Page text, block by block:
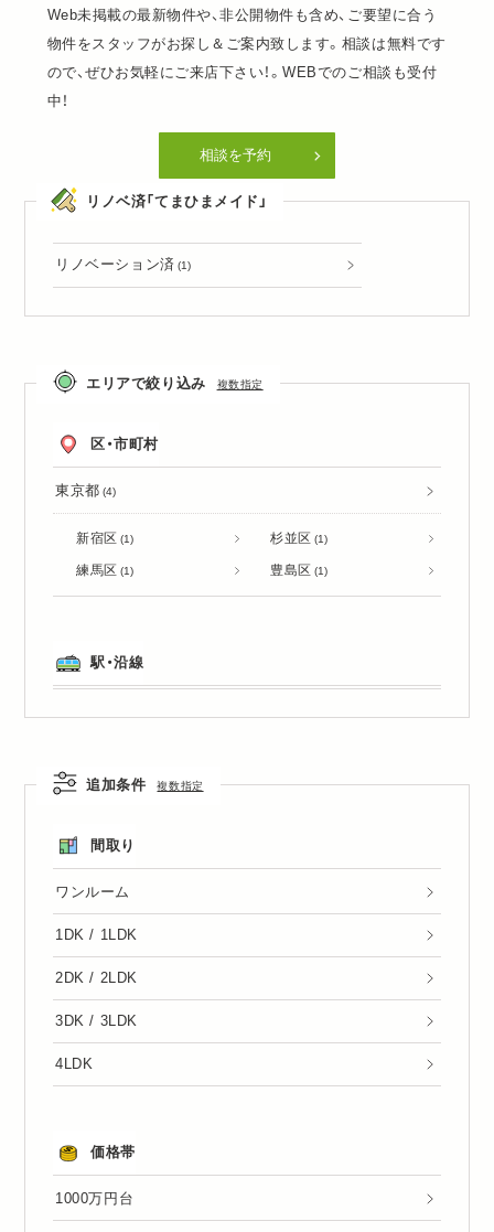
Web未掲載の最新物件や、非公開物件も含め、ご要望に合う
物件をスタッフがお探し＆ご案内致します。相談は無料です
ので、ぜひお気軽にご来店下さい！。WEBでのご相談も受付
中！
相談を予約
リノベ済「てまひまメイド」
リノベーション済 (1)
エリアで絞り込み 複数指定
区・市町村
東京都 (4)
新宿区 (1) 杉並区 (1)
練馬区 (1) 豊島区 (1)
駅・沿線
追加条件 複数指定
間取り
ワンルーム
1DK / 1LDK
2DK / 2LDK
3DK / 3LDK
4LDK
価格帯
1000万円台